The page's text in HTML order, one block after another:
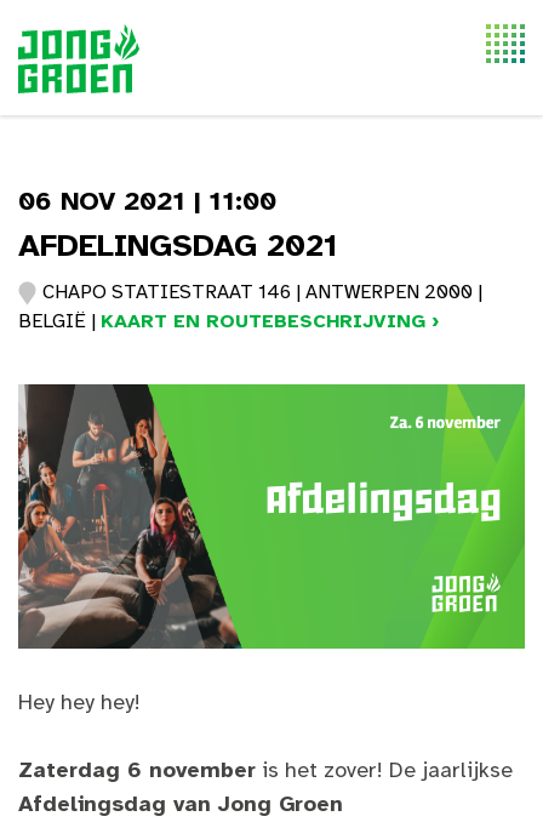
06 NOV 2021 | 11:00
AFDELINGSDAG 2021
CHAPO STATIESTRAAT 146 | ANTWERPEN 2000 |
BELGIË | KAART EN ROUTEBESCHRIJVING ›
Hey hey hey!
Zaterdag 6 november is het zover! De jaarlijkse
Afdelingsdag van Jong Groen